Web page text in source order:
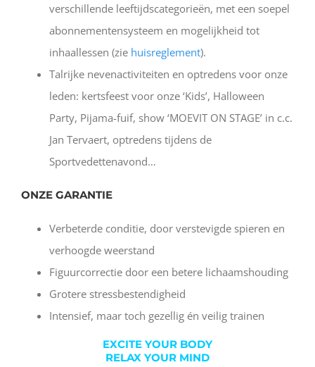
verschillende leeftijdscategorieën, met een soepel
abonnementensysteem en mogelijkheid tot
inhaallessen (zie huisreglement).
Talrijke nevenactiviteiten en optredens voor onze
leden: kertsfeest voor onze ‘Kids’, Halloween
Party, Pijama-fuif, show ‘MOEVIT ON STAGE’ in c.c.
Jan Tervaert, optredens tijdens de
Sportvedettenavond…
ONZE GARANTIE
Verbeterde conditie, door verstevigde spieren en
verhoogde weerstand
Figuurcorrectie door een betere lichaamshouding
Grotere stressbestendigheid
Intensief, maar toch gezellig én veilig trainen
EXCITE YOUR BODY
RELAX YOUR MIND